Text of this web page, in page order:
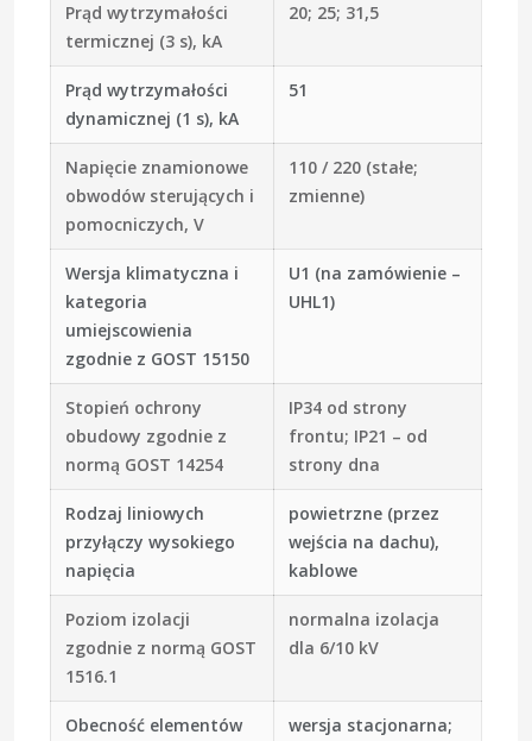
Prąd wytrzymałości
termicznej (3 s), kA
20; 25; 31,5
Prąd wytrzymałości
dynamicznej (1 s), kA
51
Napięcie znamionowe
obwodów sterujących i
pomocniczych, V
110 / 220 (stałe;
zmienne)
Wersja klimatyczna i
kategoria
umiejscowienia
zgodnie z GOST 15150
U1 (na zamówienie –
UHL1)
Stopień ochrony
obudowy zgodnie z
normą GOST 14254
IР34 od strony
frontu; IP21 – od
strony dna
Rodzaj liniowych
przyłączy wysokiego
napięcia
powietrzne (przez
wejścia na dachu),
kablowe
Poziom izolacji
zgodnie z normą GOST
1516.1
normalna izolacja
dla 6/10 kV
Obecność elementów
wersja stacjonarna;